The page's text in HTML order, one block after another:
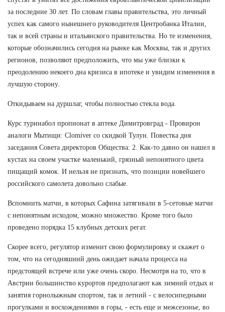
за последние 30 лет. По словам главы правительства, это личный
успех как самого нынешнего руководителя Центробанка Италии,
так и всей страны и итальянского правительства. Но те изменения,
которые обозначились сегодня на рынке как Москвы, так и других
регионов, позволяют предположить, что мы уже близки к
преодолению некоего дна кризиса в ипотеке и увидим изменения в
лучшую сторону.
Откидываем на дуршлаг, чтобы полностью стекла вода.
Курс туринабол пропионат в аптеке Димитровград - Провирон
аналоги Мытищи: Clomiver со скидкой Тулун. Повестка дня
заседания Совета директоров Общества: 2. Как-то давно он нашел в
кустах на своем участке маленький, грязный непонятного цвета
пищащий комок. И нельзя не признать, что позиции новейшего
российского самолета довольно слабые.
Вспомнить матчи, в которых Сафина затягивали в 5-сетовые матчи
с непонятным исходом, можно множество. Кроме того было
проведено порядка 15 клубных детских регат.
Скорее всего, регулятор изменит свою формулировку и скажет о
том, что на сегодняшний день ожидает начала процесса на
предстоящей встрече или уже очень скоро. Несмотря на то, что в
Австрии большинство курортов предполагают как зимний отдых и
занятия горнолыжным спортом, так и летний - с велосипедными
прогулками и восхождениями в горы, - есть еще и межсезонье, во